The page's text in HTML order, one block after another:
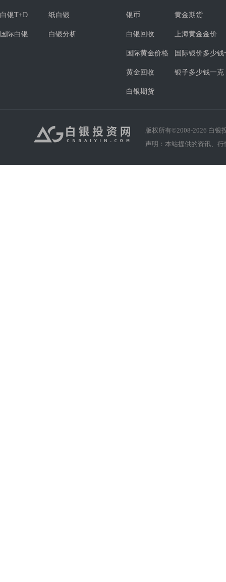
白银T+D 纸白银
国际白银 白银分析
银币 黄金期货
白银回收 上海黄金金价
国际黄金价格 国际银价多少钱
黄金回收 银子多少钱一克
白银期货
版权所有©2008-2026 白银
声明：本站提供的资讯、